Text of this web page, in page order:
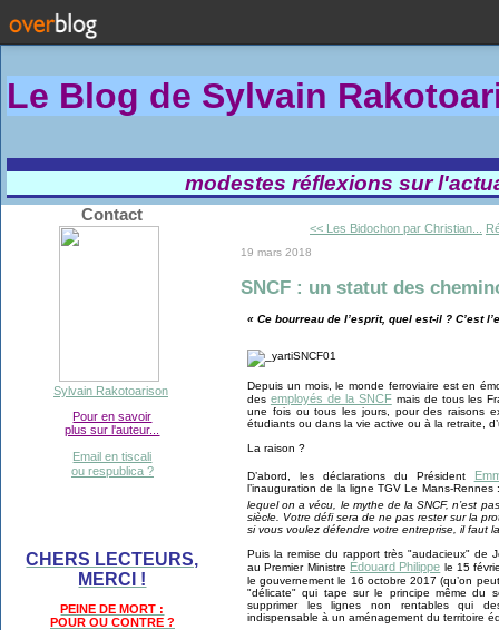
Le Blog de Sylvain Rakotoa
modestes réflexions sur
Contact
Sylvain Rakotoarison
Pour en savoir
plus sur l'auteur...
Email en tiscali
ou respublica ?
CHERS LECTEURS,
MERCI !
PEINE DE MORT :
POUR OU CONTRE ?
<< Les Bidochon par Christian...
19 mars 2018
SNCF : un statut des
« Ce bourreau de l’esprit, quel est-il ? C’est
Depuis un mois, le monde ferroviaire est en
des employés de la SNCFmais de tous les
une fois ou tous les jours, pour des raisons
étudiants ou dans la vie active ou à la retraite,
La raison ?
D’abord, les déclarations du Président
l’inauguration de la ligne TGV Le Mans-Rennes
lequel on a vécu, le mythe de la SNCF, n’est
siècle. Votre défi sera de ne pas rester sur la
si vous voulez défendre votre entreprise, il faut
Puis la remise du rapport très "audacieux" de
au Premier Ministre Édouard Philippe le 15
le gouvernement le 16 octobre 2017 (qu’on
"délicate" qui tape sur le principe même du
supprimer les lignes non rentables qui
indispensable à un aménagement du territoire